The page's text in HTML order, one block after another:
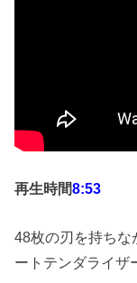
再生時間8:53
48枚の刃を持ちな
ートテンダライザ